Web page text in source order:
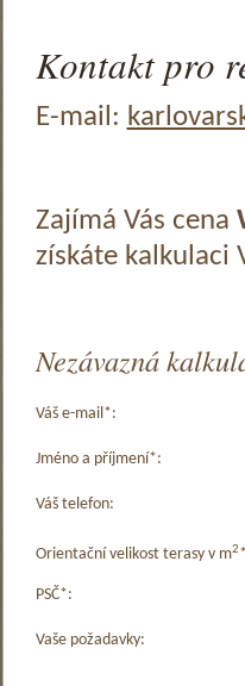
Kontakt pro
E-mail:
Zajímá Vás cena
získáte kalkulaci
Nezávazná
Váš e-mail*:
Jméno a příjmení*:
Váš telefon:
Orientační velikost terasy v m2
PSČ*:
Vaše požadavky: